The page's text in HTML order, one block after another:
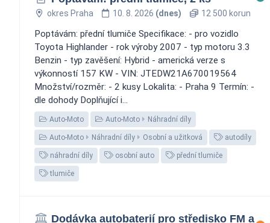
okres Praha 10. 8. 2026 (dnes) 12 500 korun
Poptávám: přední tlumiče Specifikace: - pro vozidlo
Toyota Highlander - rok výroby 2007 - typ motoru 3.3
Benzin - typ zavěšení: Hybrid - americká verze s
výkonností 157 KW - VIN: JTEDW21A670019564
Množství/rozměr: - 2 kusy Lokalita: - Praha 9 Termín: -
dle dohody Doplňující i...
Auto-Moto Auto-Moto Náhradní díly
Auto-Moto Náhradní díly Osobní a užitková autodíly
náhradní díly osobní auto přední tlumiče
tlumiče
Dodávka autobaterií pro středisko FM a